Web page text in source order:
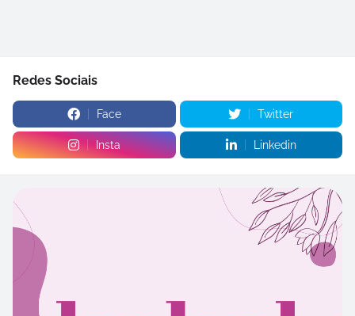
Redes Sociais
Face Twitter
Insta Linkedin